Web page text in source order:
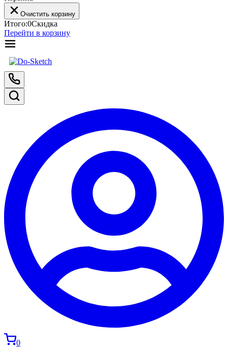
Очистить корзину
Итого:0Скидка
Перейти в корзину
0